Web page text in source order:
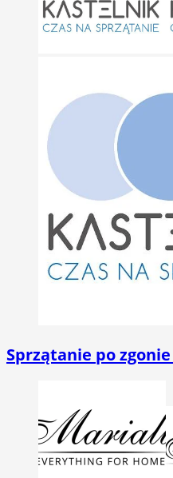
Sprzątanie po